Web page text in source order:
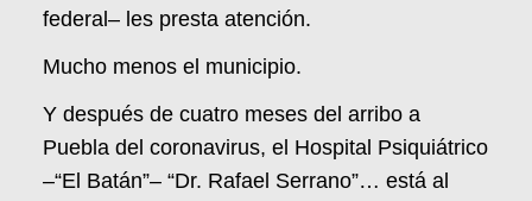
federal– les presta atención.
Mucho menos el municipio.
Y después de cuatro meses del arribo a
Puebla del coronavirus, el Hospital Psiquiátrico
–“El Batán”– “Dr. Rafael Serrano”… está al